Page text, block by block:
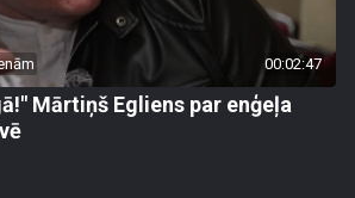
00:02:47
Mārtiņš Egliens par enģeļa